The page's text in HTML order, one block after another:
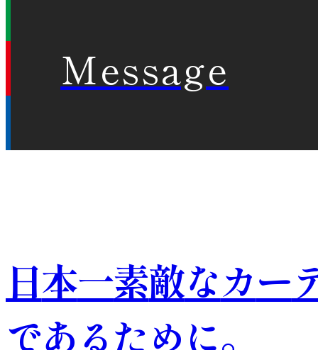
Message
日本一素敵なカー
であるために。